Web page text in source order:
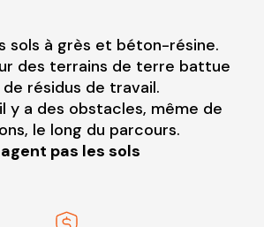
sols à grès et béton-résine.
des terrains de terre battue
résidus de travail.
y a des obstacles, même de
le long du parcours.
pas les sols